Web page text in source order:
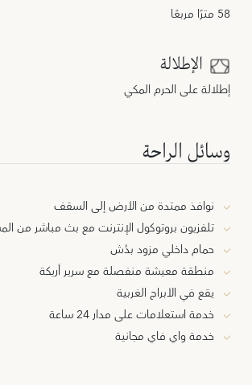
58 مترًا مربعًا
الإطلالة
إطلالة على الحرم المكي
وسائل الراحة
نوافذ ممتدة من الأرض إلى السقف
تلفزيون بروتوكول الإنترنت مع بث مباشر من
حمام داخلي مزود بدُش
منطقة معيشة منفصلة مع سرير أريكة
يقع في الأبراج الغربية
خدمة استعلامات على مدار 24 ساعة
خدمة واي فاي مجانية